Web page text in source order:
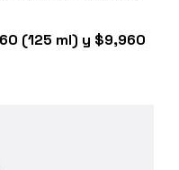
(125 ml) y $9,960